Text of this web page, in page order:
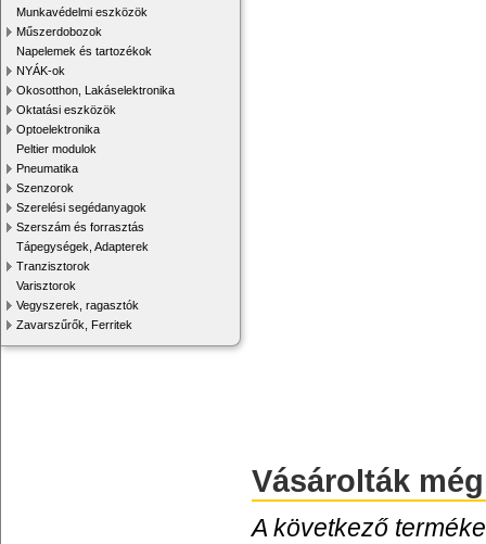
Munkavédelmi eszközök
Műszerdobozok
Napelemek és tartozékok
NYÁK-ok
Okosotthon, Lakáselektronika
Oktatási eszközök
Optoelektronika
Peltier modulok
Pneumatika
Szenzorok
Szerelési segédanyagok
Szerszám és forrasztás
Tápegységek, Adapterek
Tranzisztorok
Varisztorok
Vegyszerek, ragasztók
Zavarszűrők, Ferritek
Vásárolták még
A következő